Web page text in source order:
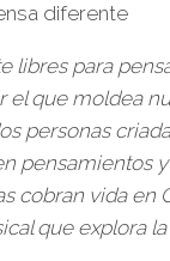
diferente
libres para
que moldea
personas
pensamientos
cobran vida en
que explora